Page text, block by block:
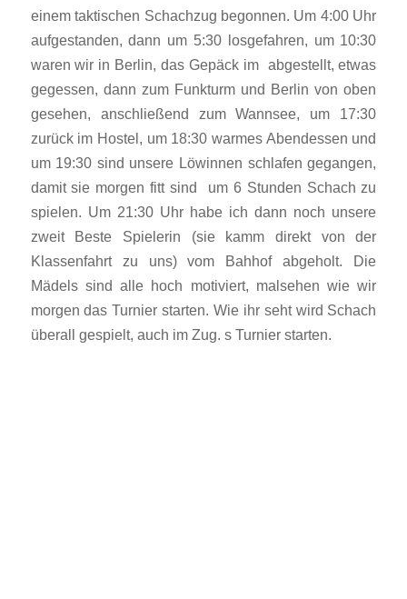
einem taktischen Schachzug begonnen. Um 4:00 Uhr
aufgestanden, dann um 5:30 losgefahren, um 10:30
waren wir in Berlin, das Gepäck im abgestellt, etwas
gegessen, dann zum Funkturm und Berlin von oben
gesehen, anschließend zum Wannsee, um 17:30
zurück im Hostel, um 18:30 warmes Abendessen und
um 19:30 sind unsere Löwinnen schlafen gegangen,
damit sie morgen fitt sind um 6 Stunden Schach zu
spielen. Um 21:30 Uhr habe ich dann noch unsere
zweit Beste Spielerin (sie kamm direkt von der
Klassenfahrt zu uns) vom Bahhof abgeholt. Die
Mädels sind alle hoch motiviert, malsehen wie wir
morgen das Turnier starten. Wie ihr seht wird Schach
überall gespielt, auch im Zug. s Turnier starten.